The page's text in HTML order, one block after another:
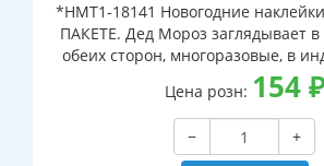
*НМТ1-18141 Новогодние
ПАКЕТЕ. Дед Мороз заглядывает
обеих сторон, многоразовые, в
упаковке, с европодвесом и
Цена розн: 154₽
−
+